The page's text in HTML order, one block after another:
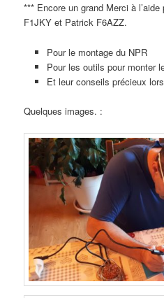
*** Encore un grand Merci à
F1JKY et Patrick F6AZZ.
Pour le montage du NPR
Pour les outils pour monter
Et leur conseils précieux
Quelques images. :